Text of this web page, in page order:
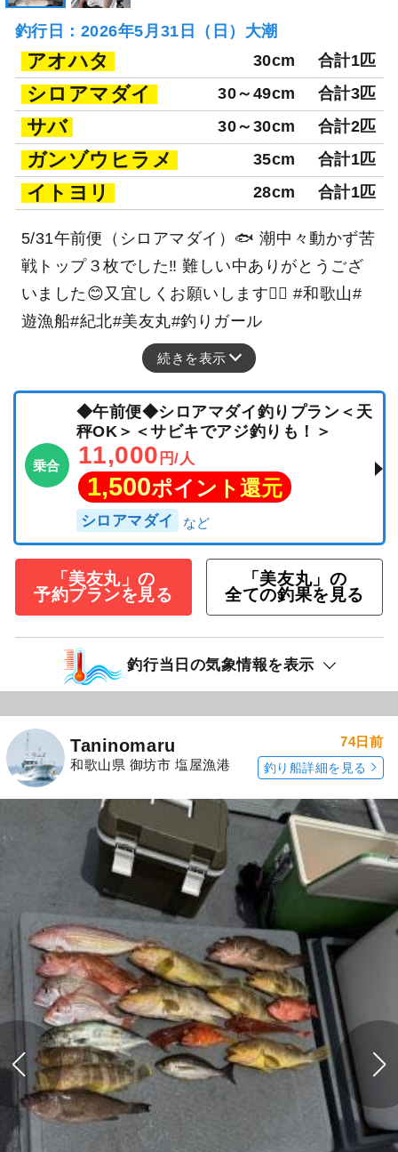
釣行日：2026年5月31日（日）大潮
アオハタ 30cm 合計1匹
シロアマダイ 30～49cm 合計3匹
サバ 30～30cm 合計2匹
ガンゾウヒラメ 35cm 合計1匹
イトヨリ 28cm 合計1匹
5/31午前便（シロアマダイ）🐟 潮中々動かず苦
戦トップ３枚でした‼️ 難しい中ありがとうござ
いました😊又宜しくお願いします🙇‍♀️ #和歌山#
遊漁船#紀北#美友丸#釣りガール
続きを表示
乗合
◆午前便◆シロアマダイ釣りプラン＜天
秤OK＞＜サビキでアジ釣りも！＞
11,000 円/人
1,500ポイント還元
シロアマダイ
「美友丸」の
予約プランを見る
「美友丸」の
全ての釣果を見る
釣行当日の気象情報を表示
Taninomaru
和歌山県 御坊市 塩屋漁港
74日前
釣り船詳細を見る